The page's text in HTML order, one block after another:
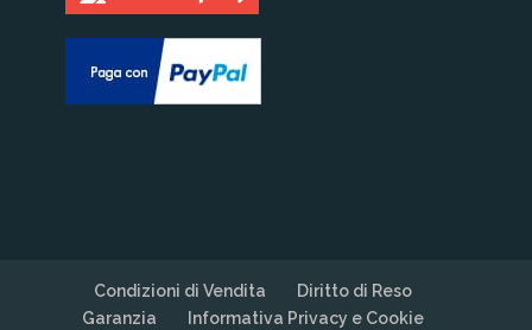
Condizioni di Vendita
Diritto di Reso
Garanzia
Informativa Privacy e Cookie